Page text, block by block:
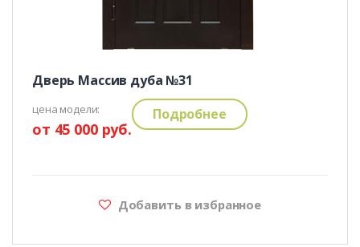
Дверь Массив дуба №31
цена модели:
от 45 000 руб.
Подробнее
Добавить в избранное